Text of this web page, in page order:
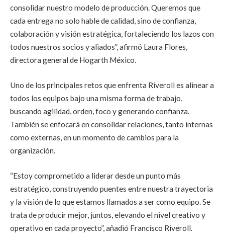
consolidar nuestro modelo de producción. Queremos que
cada entrega no solo hable de calidad, sino de confianza,
colaboración y visión estratégica, fortaleciendo los lazos con
todos nuestros socios y aliados”, afirmó Laura Flores,
directora general de Hogarth México.
Uno de los principales retos que enfrenta Riveroll es alinear a
todos los equipos bajo una misma forma de trabajo,
buscando agilidad, orden, foco y generando confianza.
También se enfocará en consolidar relaciones, tanto internas
como externas, en un momento de cambios para la
organización.
“Estoy comprometido a liderar desde un punto más
estratégico, construyendo puentes entre nuestra trayectoria
y la visión de lo que estamos llamados a ser como equipo. Se
trata de producir mejor, juntos, elevando el nivel creativo y
operativo en cada proyecto”, añadió Francisco Riveroll.